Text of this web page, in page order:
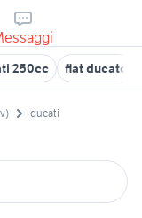
250cc fiat ducato
ducati